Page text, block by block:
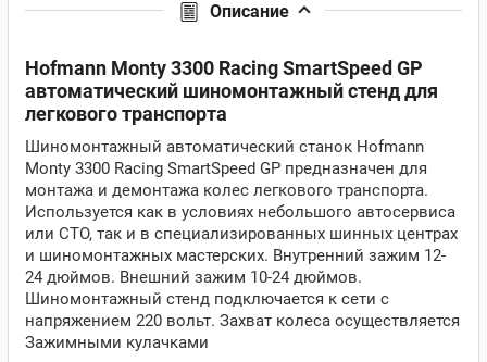
Описание
Hofmann Monty 3300 Racing SmartSpeed GP
автоматический шиномонтажный стенд для
легкового транспорта
Шиномонтажный автоматический станок Hofmann
Monty 3300 Racing SmartSpeed GP предназначен для
монтажа и демонтажа колес легкового транспорта.
Используется как в условиях небольшого автосервиса
или СТО, так и в специализированных шинных центрах
и шиномонтажных мастерских. Внутренний зажим 12-
24 дюймов. Внешний зажим 10-24 дюймов.
Шиномонтажный стенд подключается к сети с
напряжением 220 вольт. Захват колеса осуществляется
Зажимными кулачками